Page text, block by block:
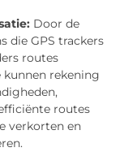
Door de
die GPS trackers
routes
kunnen rekening
routes
verkorten en